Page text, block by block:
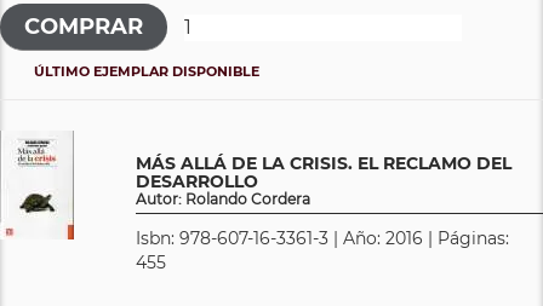
ÚLTIMO EJEMPLAR DISPONIBLE
MÁS ALLÁ DE LA CRISIS. EL RECLAMO DEL
DESARROLLO
Autor: Rolando Cordera
Isbn: 978-607-16-3361-3 | Año: 2016 | Páginas:
455